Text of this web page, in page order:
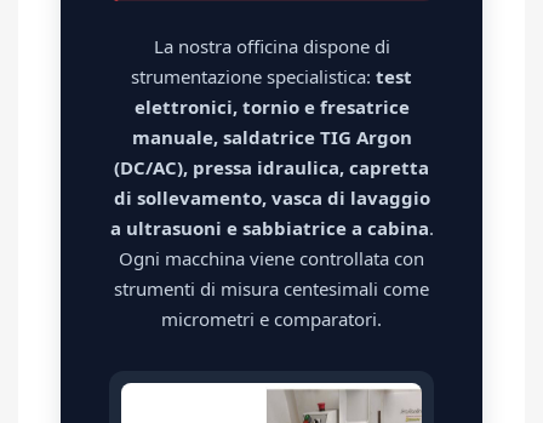
La nostra officina dispone di
strumentazione specialistica: test
elettronici, tornio e fresatrice
manuale, saldatrice TIG Argon
(DC/AC), pressa idraulica, capretta
di sollevamento, vasca di lavaggio
a ultrasuoni e sabbiatrice a cabina.
Ogni macchina viene controllata con
strumenti di misura centesimali come
micrometri e comparatori.